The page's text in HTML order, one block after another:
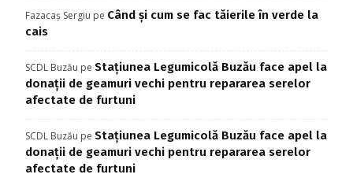
Fazacaș Sergiu pe Când și cum se fac tăierile în verde la
cais
SCDL Buzău pe Stațiunea Legumicolă Buzău face apel la
donații de geamuri vechi pentru repararea serelor
afectate de furtuni
SCDL Buzău pe Stațiunea Legumicolă Buzău face apel la
donații de geamuri vechi pentru repararea serelor
afectate de furtuni